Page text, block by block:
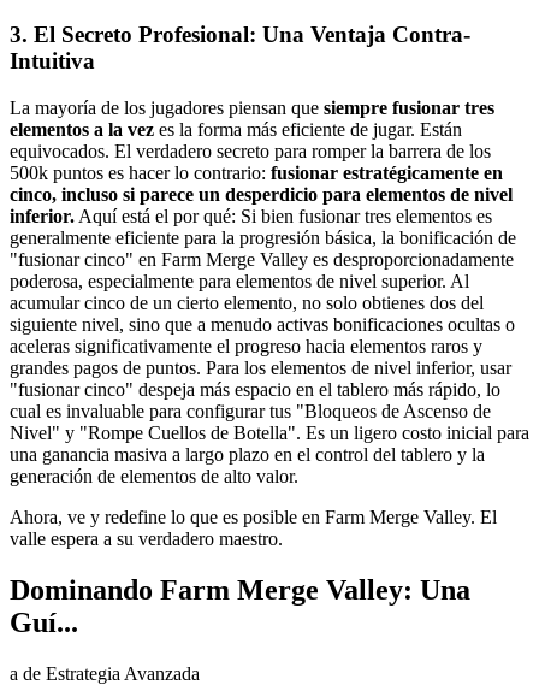
3. El Secreto Profesional: Una Ventaja Contra-
Intuitiva
La mayoría de los jugadores piensan que siempre fusionar tres
elementos a la vez es la forma más eficiente de jugar. Están
equivocados. El verdadero secreto para romper la barrera de los
500k puntos es hacer lo contrario: fusionar estratégicamente en
cinco, incluso si parece un desperdicio para elementos de nivel
inferior. Aquí está el por qué: Si bien fusionar tres elementos es
generalmente eficiente para la progresión básica, la bonificación de
"fusionar cinco" en Farm Merge Valley es desproporcionadamente
poderosa, especialmente para elementos de nivel superior. Al
acumular cinco de un cierto elemento, no solo obtienes dos del
siguiente nivel, sino que a menudo activas bonificaciones ocultas o
aceleras significativamente el progreso hacia elementos raros y
grandes pagos de puntos. Para los elementos de nivel inferior, usar
"fusionar cinco" despeja más espacio en el tablero más rápido, lo
cual es invaluable para configurar tus "Bloqueos de Ascenso de
Nivel" y "Rompe Cuellos de Botella". Es un ligero costo inicial para
una ganancia masiva a largo plazo en el control del tablero y la
generación de elementos de alto valor.
Ahora, ve y redefine lo que es posible en Farm Merge Valley. El
valle espera a su verdadero maestro.
Dominando Farm Merge Valley: Una
Guí...
a de Estrategia Avanzada